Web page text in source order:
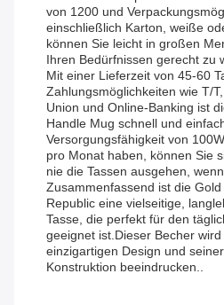
von 1200 und
einschließlich Karton, weiße
können Sie leicht in großen
Ihren Bedürfnissen gerecht zu
Mit einer Lieferzeit von 45-60
Zahlungsmöglichkeiten wie T/
Union und Online-Banking ist
Handle Mug schnell und
Versorgungsfähigkeit von
pro Monat haben, können Sie
nie die Tassen ausgehen,
Zusammenfassend ist die
Republic eine vielseitige,
Tasse, die perfekt für den
geeignet ist.Dieser Becher
einzigartigen Design und
Konstruktion beeindrucken..